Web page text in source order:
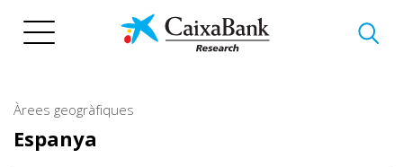
Àrees geogràfiques
Espanya